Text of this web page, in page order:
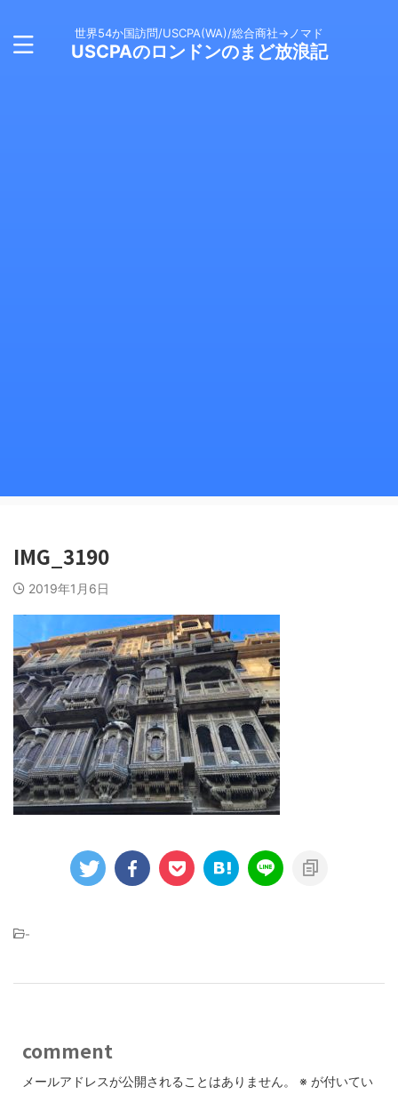
世界54か国訪問/USCPA(WA)/総合商社→ノマド
USCPAのロンドンのまど放浪記
IMG_3190
2019年1月6日
-
comment
メールアドレスが公開されることはありません。 ※ が付いてい